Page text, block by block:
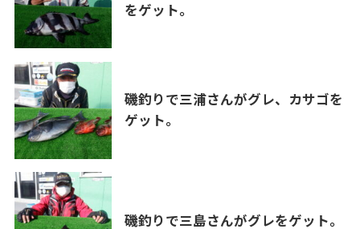
をゲット。
磯釣りで三浦さんがグレ、カサゴを
ゲット。
磯釣りで三島さんがグレをゲット。